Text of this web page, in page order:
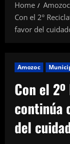
Home
Amozoc
Con el 2º
favor del
Amozoc
Con el
continúa
del